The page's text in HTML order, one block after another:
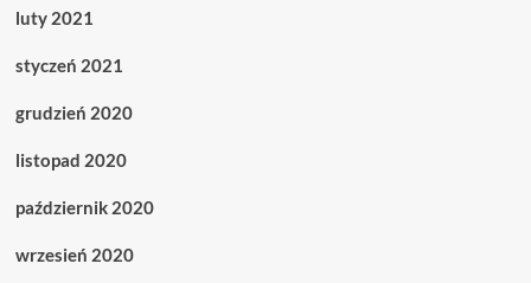
luty 2021
styczeń 2021
grudzień 2020
listopad 2020
październik 2020
wrzesień 2020